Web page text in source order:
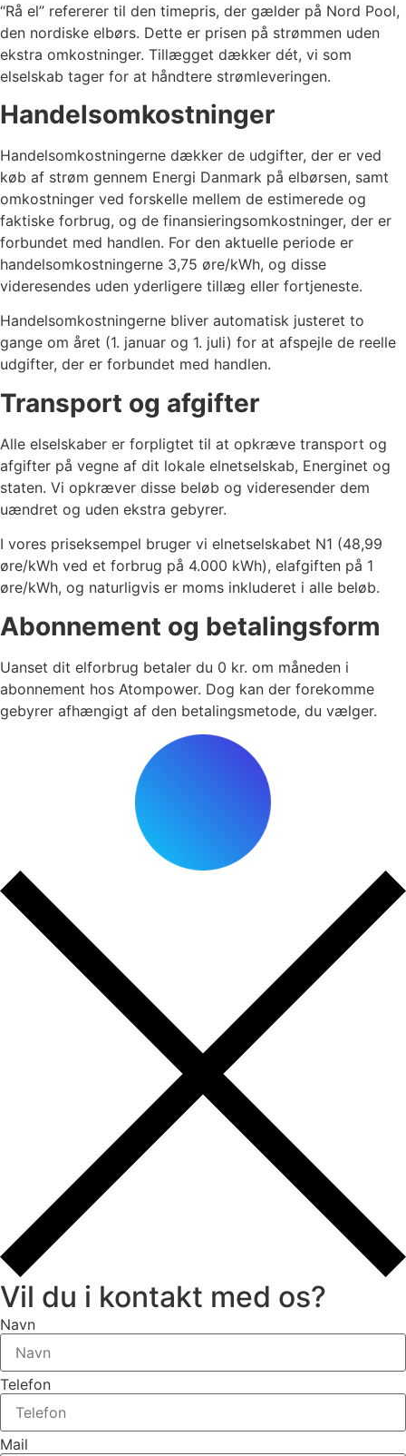
“Rå el” refererer til den timepris, der gælder på Nord Pool,
den nordiske elbørs. Dette er prisen på strømmen uden
ekstra omkostninger. Tillægget dækker dét, vi som
elselskab tager for at håndtere strømleveringen.
Handelsomkostninger
Handelsomkostningerne dækker de udgifter, der er ved
køb af strøm gennem Energi Danmark på elbørsen, samt
omkostninger ved forskelle mellem de estimerede og
faktiske forbrug, og de finansieringsomkostninger, der er
forbundet med handlen. For den aktuelle periode er
handelsomkostningerne 3,75 øre/kWh, og disse
videresendes uden yderligere tillæg eller fortjeneste.
Handelsomkostningerne bliver automatisk justeret to
gange om året (1. januar og 1. juli) for at afspejle de reelle
udgifter, der er forbundet med handlen.
Transport og afgifter
Alle elselskaber er forpligtet til at opkræve transport og
afgifter på vegne af dit lokale elnetselskab, Energinet og
staten. Vi opkræver disse beløb og videresender dem
uændret og uden ekstra gebyrer.
I vores priseksempel bruger vi elnetselskabet N1 (48,99
øre/kWh ved et forbrug på 4.000 kWh), elafgiften på 1
øre/kWh, og naturligvis er moms inkluderet i alle beløb.
Abonnement og betalingsform
Uanset dit elforbrug betaler du 0 kr. om måneden i
abonnement hos Atompower. Dog kan der forekomme
gebyrer afhængigt af den betalingsmetode, du vælger.
Vil du i kontakt med os?
Navn
Telefon
Mail